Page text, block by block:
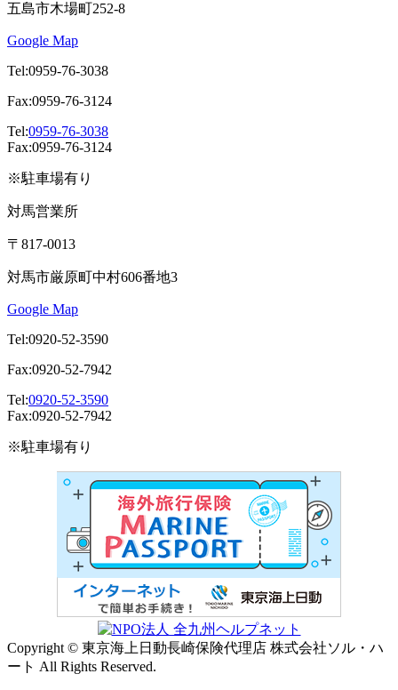
五島市木場町252-8
Google Map
Tel:0959-76-3038
Fax:0959-76-3124
Tel:0959-76-3038
Fax:0959-76-3124
※駐車場有り
対馬営業所
〒817-0013
対馬市厳原町中村606番地3
Google Map
Tel:0920-52-3590
Fax:0920-52-7942
Tel:0920-52-3590
Fax:0920-52-7942
※駐車場有り
Copyright © 東京海上日動長崎保険代理店 株式会社ソル・ハ
ート All Rights Reserved.